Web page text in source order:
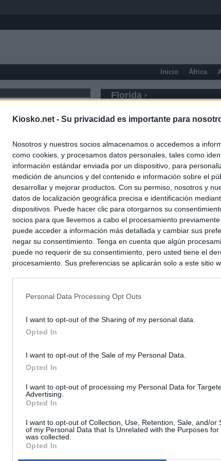
Kiosko.net - Su privacidad es importante para
Nosotros y nuestros socios almacenamos o accedemos a
como cookies, y procesamos datos personales, tales como
información estándar enviada por un dispositivo, para
medición de anuncios y del contenido e información sobre el
desarrollar y mejorar productos. Con su permiso, nosotros y
datos de localización geográfica precisa e identificación
dispositivos. Puede hacer clic para otorgarnos su
socios para que llevemos a cabo el procesamiento
puede acceder a información más detallada y cambiar sus
negar su consentimiento. Tenga en cuenta que algún
puede no requerir de su consentimiento, pero usted tiene el
procesamiento. Sus preferencias se aplicarán solo a este sitio
Personal Data Processing Opt Outs
I want to opt-out of the Sharing of my personal data.
Opted In
I want to opt-out of the Sale of my Personal Data.
Opted In
I want to opt-out of processing my Personal Data for
Advertising.
Opted In
I want to opt-out of Collection, Use, Retention, Sale, and/or
of my Personal Data that Is Unrelated with the Purposes for
was collected.
Opted In
Inicio África
Florida
Últimas noticias
Meloni a quitarlos
Sira Rego: "Es incomprensible que 70.000 personas se muevan sin que